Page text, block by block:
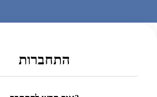
התחברות